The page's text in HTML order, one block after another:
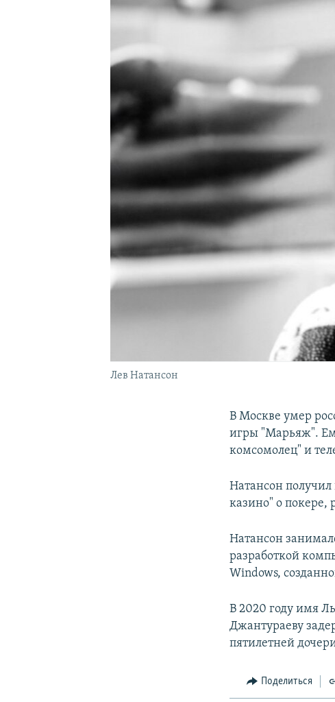
Лев Натансон
В Москве умер
игры "Марьяж".
комсомолец" и
Натансон получил
казино" о покере,
Натансон
разработкой
Windows,
В 2020 году имя
Джантураеву
пятилетней
Поделиться